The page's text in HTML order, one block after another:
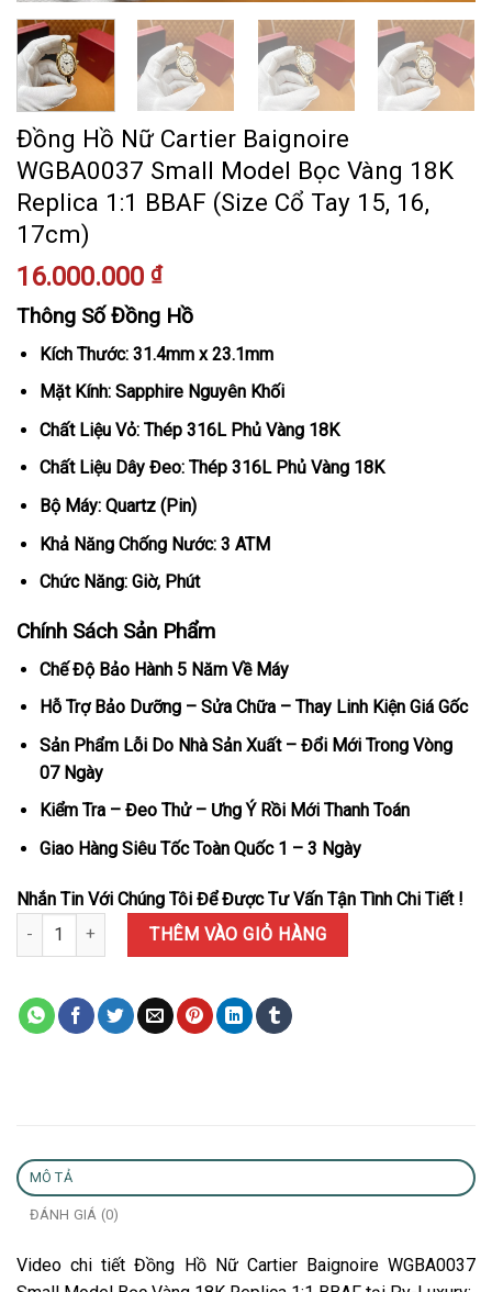
Đồng Hồ Nữ Cartier Baignoire
WGBA0037 Small Model Bọc Vàng 18K
Replica 1:1 BBAF (Size Cổ Tay 15, 16,
17cm)
16.000.000 ₫
Thông Số Đồng Hồ
Kích Thước: 31.4mm x 23.1mm
Mặt Kính: Sapphire Nguyên Khối
Chất Liệu Vỏ: Thép 316L Phủ Vàng 18K
Chất Liệu Dây Đeo: Thép 316L Phủ Vàng 18K
Bộ Máy: Quartz (Pin)
Khả Năng Chống Nước: 3 ATM
Chức Năng: Giờ, Phút
Chính Sách Sản Phẩm
Chế Độ Bảo Hành 5 Năm Về Máy
Hỗ Trợ Bảo Dưỡng – Sửa Chữa – Thay Linh Kiện Giá Gốc
Sản Phẩm Lỗi Do Nhà Sản Xuất – Đổi Mới Trong Vòng
07 Ngày
Kiểm Tra – Đeo Thử – Ưng Ý Rồi Mới Thanh Toán
Giao Hàng Siêu Tốc Toàn Quốc 1 – 3 Ngày
Nhắn Tin Với Chúng Tôi Để Được Tư Vấn Tận Tình Chi Tiết !
Đồng Hồ Nữ Cartier Baignoire WGBA0037 Small Model Bọc Vàng
THÊM VÀO GIỎ HÀNG
MÔ TẢ
ĐÁNH GIÁ (0)
Video chi tiết Đồng Hồ Nữ Cartier Baignoire WGBA0037